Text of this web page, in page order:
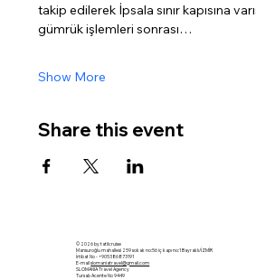
takip edilerek İpsala sınır kapısına
gümrük işlemleri sonrası…
Show More
Share this event
© 2026 by tatilcruise
Mansuroğlu mahallesi 259 sokak no:56 iç kapı no:1 Bayraklı/İZMİR
İrtibat No - +905386873191
E-mailslomaniatravel@gmail.com
SLOMANIA Travel Agency
Tursab Acente No 9449